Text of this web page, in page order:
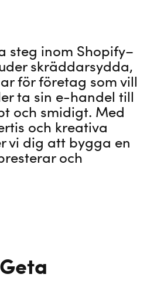
steg inom Shopify–
skräddarsydda,
för företag som vill
ta sin e-handel till
och smidigt. Med
och kreativa
vi dig att bygga en
och